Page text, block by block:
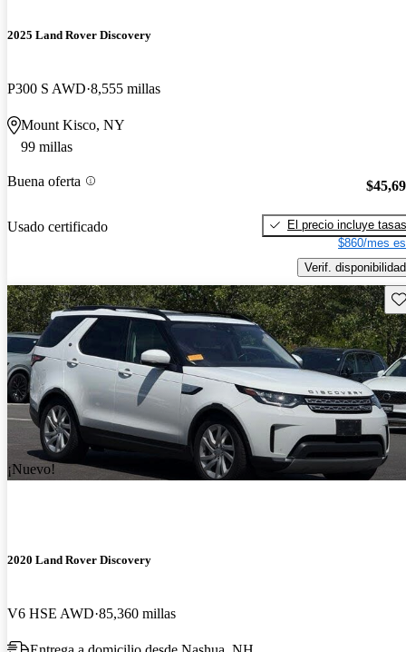
2025 Land Rover Discovery
P300 S AWD 8,555 millas
Mount Kisco, NY
99 millas
Buena oferta
Usado certificado
El precio incluye tasas
$860/mes
Verif. disponibilidad
¡Nuevo!
2020 Land Rover Discovery
V6 HSE AWD 85,360 millas